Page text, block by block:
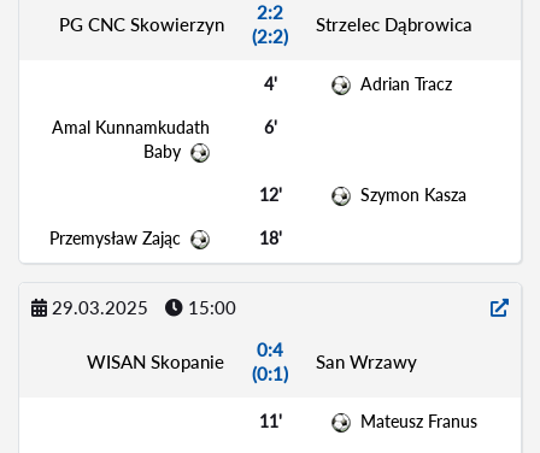
PG CNC Skowierzyn
2:2
(2:2)
Strzelec Dąbrowica
4' Adrian Tracz
Amal Kunnamkudath
Baby
6'
12' Szymon Kasza
Przemysław Zając 18'
29.03.2025 15:00
WISAN Skopanie
0:4
(0:1)
San Wrzawy
11' Mateusz Franus